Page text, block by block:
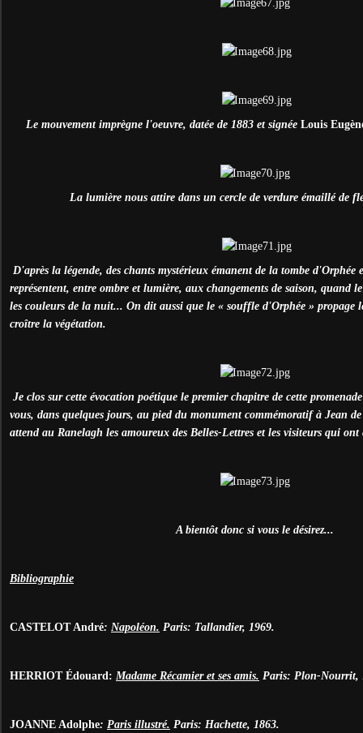
Le mouvement imprègne l'oeuvre, datée de 1883 et signée Louis
La lumière nous attire dans un cercle de verdure émaillé de
D'après la légende, des chants mystérieux émanent de la tombe d'Orphée
représentent, entre ombre et lumière, aux changements de saison, quand
les couleurs de la nuit... On dit aussi que le « souffle d'Orphée » propage
croître la végétation.
Je clos sur cette évocation poétique le premier chapitre de cette
vous, dans quelques jours, au pied du monument commémoratif à Jean
attend au Ranelagh les amoureux des Belles-Lettres et les visiteurs qui
A bientôt donc si vous le désirez...
Bibliographie
CASTELOT André: Napoléon. Paris: Tallandier, 1969.
HERRIOT Édouard: Madame Récamier et ses amis. Paris: Plon-Nourrit,
JOANNE Adolphe: Paris illustré. Paris: Hachette, 1863.